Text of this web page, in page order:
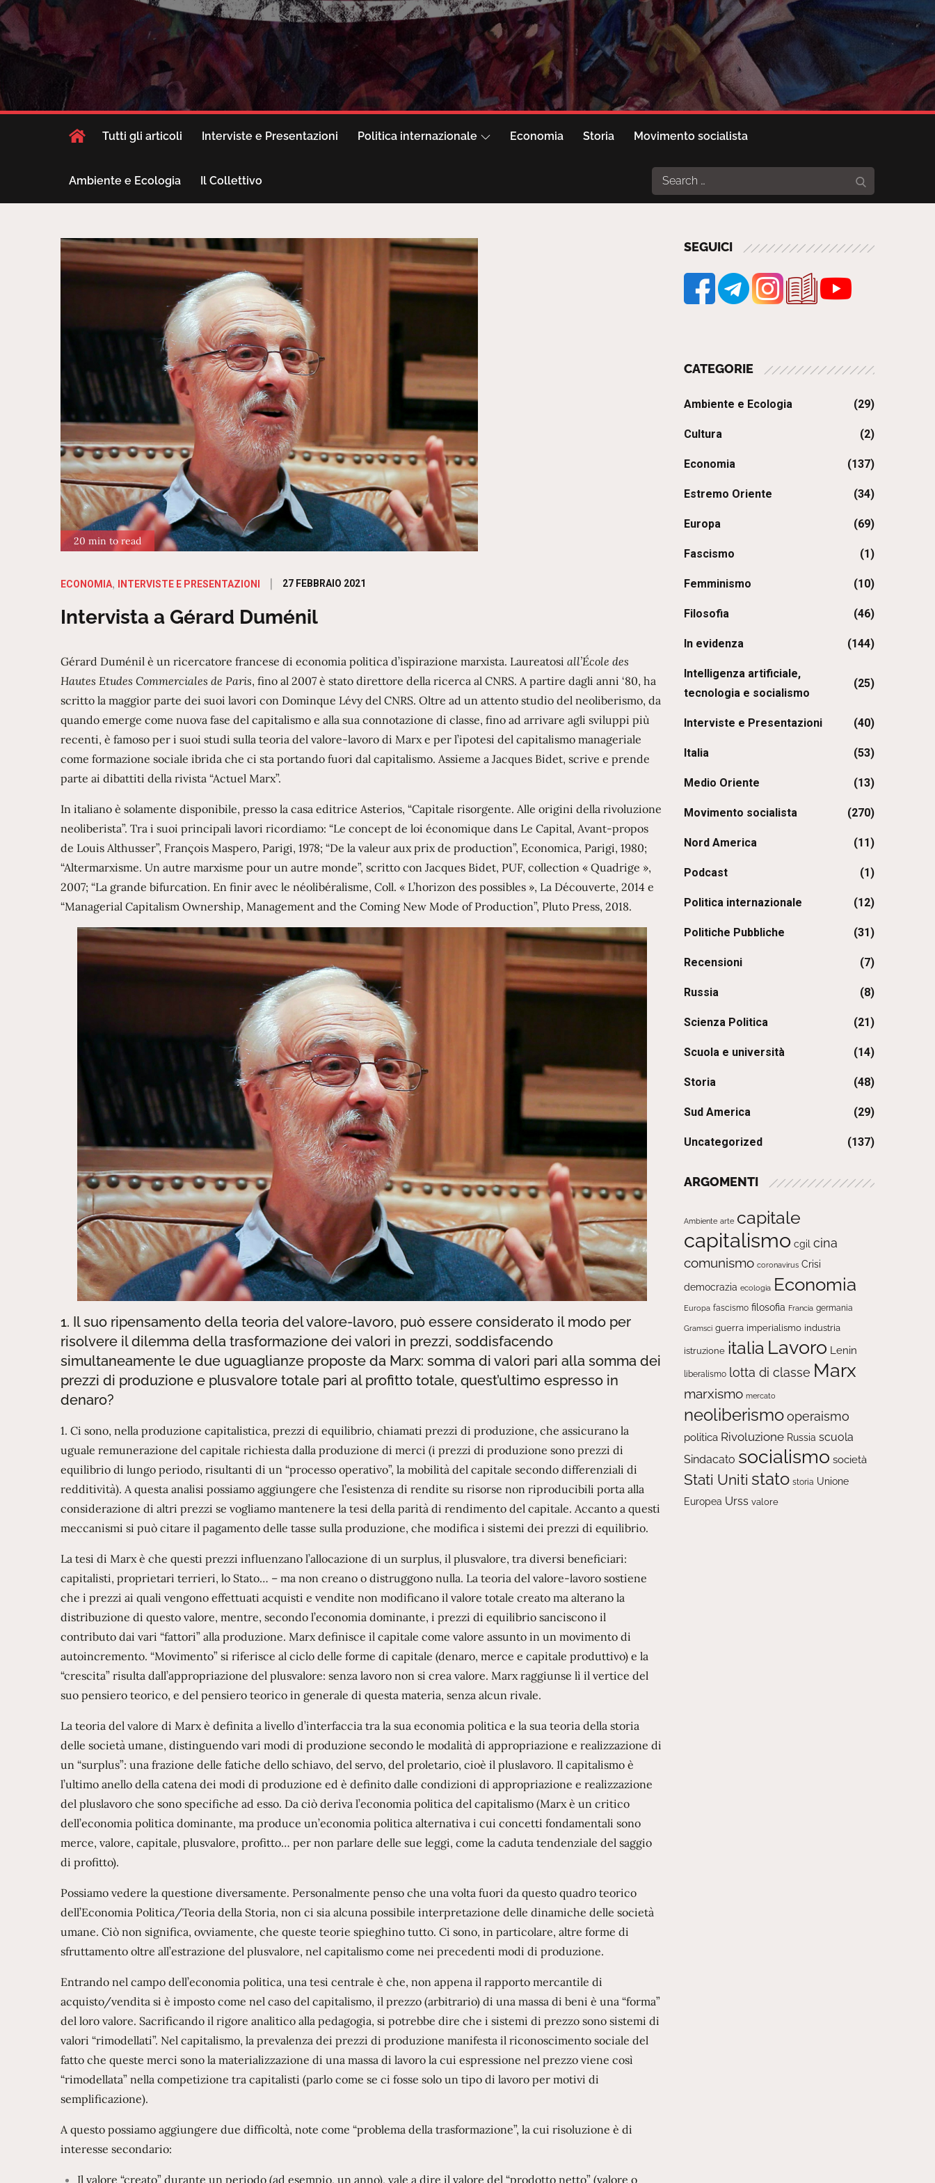
Tutti gli articoli Interviste e Presentazioni Politica internazionale Economia Storia Movimento socialista
Ambiente e Ecologia Il Collettivo
Search
for:
20 min to read
ECONOMIA INTERVISTE E PRESENTAZIONI
Posted
27 FEBBRAIO 2021
Intervista a Gérard Duménil
Gérard Duménil è un ricercatore francese di economia politica d’ispirazione marxista. Laureatosi all’École des
Hautes Etudes Commerciales de Paris, fino al 2007 è stato direttore della ricerca al CNRS. A partire dagli anni ‘80, ha
scritto la maggior parte dei suoi lavori con Dominque Lévy del CNRS. Oltre ad un attento studio del neoliberismo, da
quando emerge come nuova fase del capitalismo e alla sua connotazione di classe, fino ad arrivare agli sviluppi più
recenti, è famoso per i suoi studi sulla teoria del valore-lavoro di Marx e per l’ipotesi del capitalismo manageriale
come formazione sociale ibrida che ci sta portando fuori dal capitalismo. Assieme a Jacques Bidet, scrive e prende
parte ai dibattiti della rivista “Actuel Marx”.
In italiano è solamente disponibile, presso la casa editrice Asterios, “Capitale risorgente. Alle origini della rivoluzione
neoliberista”. Tra i suoi principali lavori ricordiamo: “Le concept de loi économique dans Le Capital, Avant-propos
de Louis Althusser”, François Maspero, Parigi, 1978; “De la valeur aux prix de production”, Economica, Parigi, 1980;
“Altermarxisme. Un autre marxisme pour un autre monde”, scritto con Jacques Bidet, PUF, collection « Quadrige »,
2007; “La grande bifurcation. En finir avec le néolibéralisme, Coll. « L’horizon des possibles », La Découverte, 2014 e
“Managerial Capitalism Ownership, Management and the Coming New Mode of Production”, Pluto Press, 2018.
1. Il suo ripensamento della teoria del valore-lavoro, può essere considerato il modo per
risolvere il dilemma della trasformazione dei valori in prezzi, soddisfacendo
simultaneamente le due uguaglianze proposte da Marx: somma di valori pari alla somma dei
prezzi di produzione e plusvalore totale pari al profitto totale, quest’ultimo espresso in
denaro?
1. Ci sono, nella produzione capitalistica, prezzi di equilibrio, chiamati prezzi di produzione, che assicurano la
uguale remunerazione del capitale richiesta dalla produzione di merci (i prezzi di produzione sono prezzi di
equilibrio di lungo periodo, risultanti di un “processo operativo”, la mobilità del capitale secondo differenziali di
redditività). A questa analisi possiamo aggiungere che l’esistenza di rendite su risorse non riproducibili porta alla
considerazione di altri prezzi se vogliamo mantenere la tesi della parità di rendimento del capitale. Accanto a questi
meccanismi si può citare il pagamento delle tasse sulla produzione, che modifica i sistemi dei prezzi di equilibrio.
La tesi di Marx è che questi prezzi influenzano l’allocazione di un surplus, il plusvalore, tra diversi beneficiari:
capitalisti, proprietari terrieri, lo Stato… – ma non creano o distruggono nulla. La teoria del valore-lavoro sostiene
che i prezzi ai quali vengono effettuati acquisti e vendite non modificano il valore totale creato ma alterano la
distribuzione di questo valore, mentre, secondo l’economia dominante, i prezzi di equilibrio sanciscono il
contributo dai vari “fattori” alla produzione. Marx definisce il capitale come valore assunto in un movimento di
autoincremento. “Movimento” si riferisce al ciclo delle forme di capitale (denaro, merce e capitale produttivo) e la
“crescita” risulta dall’appropriazione del plusvalore: senza lavoro non si crea valore. Marx raggiunse lì il vertice del
suo pensiero teorico, e del pensiero teorico in generale di questa materia, senza alcun rivale.
La teoria del valore di Marx è definita a livello d’interfaccia tra la sua economia politica e la sua teoria della storia
delle società umane, distinguendo vari modi di produzione secondo le modalità di appropriazione e realizzazione di
un “surplus”: una frazione delle fatiche dello schiavo, del servo, del proletario, cioè il pluslavoro. Il capitalismo è
l’ultimo anello della catena dei modi di produzione ed è definito dalle condizioni di appropriazione e realizzazione
del pluslavoro che sono specifiche ad esso. Da ciò deriva l’economia politica del capitalismo (Marx è un critico
dell’economia politica dominante, ma produce un’economia politica alternativa i cui concetti fondamentali sono
merce, valore, capitale, plusvalore, profitto… per non parlare delle sue leggi, come la caduta tendenziale del saggio
di profitto).
Possiamo vedere la questione diversamente. Personalmente penso che una volta fuori da questo quadro teorico
dell’Economia Politica/Teoria della Storia, non ci sia alcuna possibile interpretazione delle dinamiche delle società
umane. Ciò non significa, ovviamente, che queste teorie spieghino tutto. Ci sono, in particolare, altre forme di
sfruttamento oltre all’estrazione del plusvalore, nel capitalismo come nei precedenti modi di produzione.
Entrando nel campo dell’economia politica, una tesi centrale è che, non appena il rapporto mercantile di
acquisto/vendita si è imposto come nel caso del capitalismo, il prezzo (arbitrario) di una massa di beni è una “forma”
del loro valore. Sacrificando il rigore analitico alla pedagogia, si potrebbe dire che i sistemi di prezzo sono sistemi di
valori “rimodellati”. Nel capitalismo, la prevalenza dei prezzi di produzione manifesta il riconoscimento sociale del
fatto che queste merci sono la materializzazione di una massa di lavoro la cui espressione nel prezzo viene così
“rimodellata” nella competizione tra capitalisti (parlo come se ci fosse solo un tipo di lavoro per motivi di
semplificazione).
A questo possiamo aggiungere due difficoltà, note come “problema della trasformazione”, la cui risoluzione è di
interesse secondario:
Il valore “creato” durante un periodo (ad esempio, un anno), vale a dire il valore del “prodotto netto” (valore o
SEGUICI
CATEGORIE
Ambiente e Ecologia (29)
Cultura (2)
Economia (137)
Estremo Oriente (34)
Europa (69)
Fascismo (1)
Femminismo (10)
Filosofia (46)
In evidenza (144)
Intelligenza artificiale,
tecnologia e socialismo
(25)
Interviste e Presentazioni (40)
Italia (53)
Medio Oriente (13)
Movimento socialista (270)
Nord America (11)
Podcast (1)
Politica internazionale (12)
Politiche Pubbliche (31)
Recensioni (7)
Russia (8)
Scienza Politica (21)
Scuola e università (14)
Storia (48)
Sud America (29)
Uncategorized (137)
ARGOMENTI
Ambiente arte capitale
capitalismo cgil cina
comunismo coronavirus Crisi
democrazia ecologia Economia
Europa fascismo filosofia Francia germania
Gramsci guerra imperialismo industria
istruzione italia Lavoro Lenin
liberalismo lotta di classe Marx
marxismo mercato
neoliberismooperaismo
politica Rivoluzione Russia scuola
Sindacato socialismo società
Stati Uniti stato storia Unione
Europea Urss valore